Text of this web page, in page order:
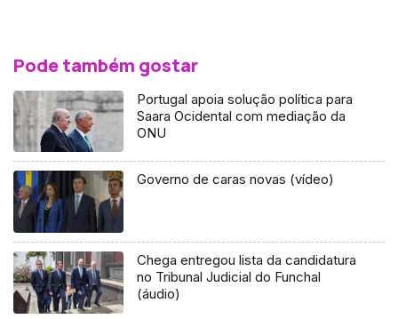
Pode também gostar
Portugal apoia solução política para
Saara Ocidental com mediação da
ONU
Governo de caras novas (vídeo)
Chega entregou lista da candidatura
no Tribunal Judicial do Funchal
(áudio)